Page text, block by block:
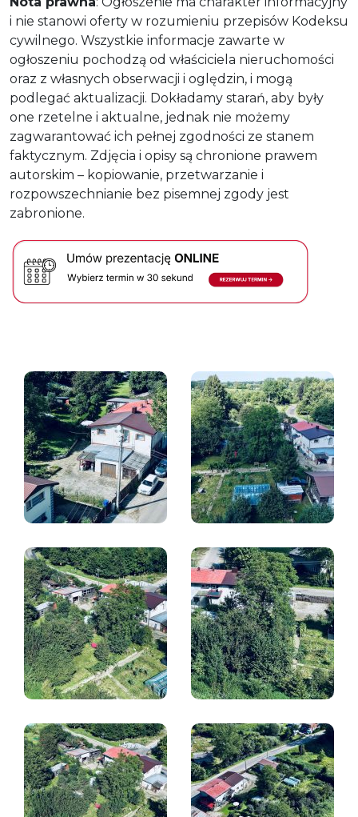
i nie stanowi oferty w rozumieniu przepisów Kodeksu
cywilnego. Wszystkie informacje zawarte w
ogłoszeniu pochodzą od właściciela nieruchomości
oraz z własnych obserwacji i oględzin, i mogą
podlegać aktualizacji. Dokładamy starań, aby były
one rzetelne i aktualne, jednak nie możemy
zagwarantować ich pełnej zgodności ze stanem
faktycznym. Zdjęcia i opisy są chronione prawem
autorskim – kopiowanie, przetwarzanie i
rozpowszechnianie bez pisemnej zgody jest
zabronione.